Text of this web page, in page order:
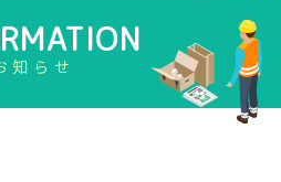
知らせ